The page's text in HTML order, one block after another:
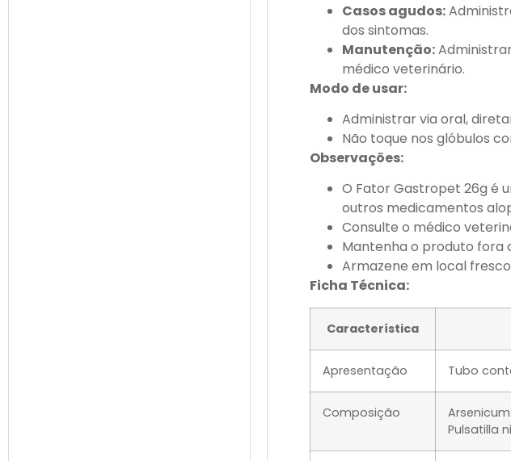
Casos agudos:
dos sintomas.
Manutenção:
médico veterinário.
Modo de usar:
Administrar via oral,
Não toque nos glóbulos
Observações:
O Fator Gastropet 26g é
outros medicamentos
Consulte o médico
Mantenha o produto fora
Armazene em local
Ficha Técnica:
Característica
Apresentação Tubo
Composição
Pulsatilla